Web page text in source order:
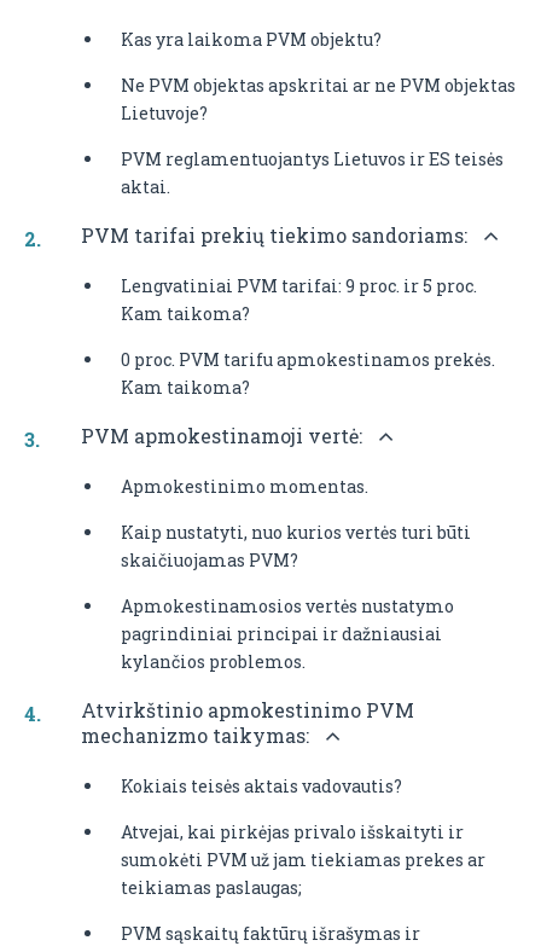
Kas yra laikoma PVM objektu?
Ne PVM objektas apskritai ar ne PVM objektas
Lietuvoje?
PVM reglamentuojantys Lietuvos ir ES teisės
aktai.
PVM tarifai prekių tiekimo sandoriams:
Lengvatiniai PVM tarifai: 9 proc. ir 5 proc.
Kam taikoma?
0 proc. PVM tarifu apmokestinamos prekės.
Kam taikoma?
PVM apmokestinamoji vertė:
Apmokestinimo momentas.
Kaip nustatyti, nuo kurios vertės turi būti
skaičiuojamas PVM?
Apmokestinamosios vertės nustatymo
pagrindiniai principai ir dažniausiai
kylančios problemos.
Atvirkštinio apmokestinimo PVM
mechanizmo taikymas:
Kokiais teisės aktais vadovautis?
Atvejai, kai pirkėjas privalo išskaityti ir
sumokėti PVM už jam tiekiamas prekes ar
teikiamas paslaugas;
PVM sąskaitų faktūrų išrašymas ir